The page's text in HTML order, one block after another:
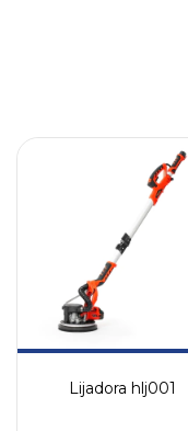
Lijadora hlj001